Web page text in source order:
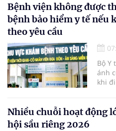
có
Bệnh viện không được
bệnh bảo hiểm y tế nếu
theo yêu cầu
Bộ Y
ánh
khi
Nhiều chuỗi hoạt động
hội sầu riêng 2026